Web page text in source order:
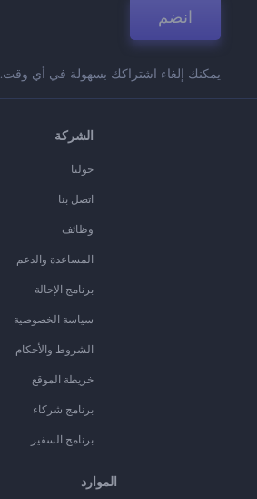
انضم
يمكنك إلغاء اشتراكك بسهولة في أي وقت.
الشركة
حولنا
اتصل بنا
وظائف
المساعدة والدعم
برنامج الإحالة
سياسة الخصوصية
الشروط والأحكام
خريطة الموقع
برنامج شركاء
برنامج السفير
الموارد